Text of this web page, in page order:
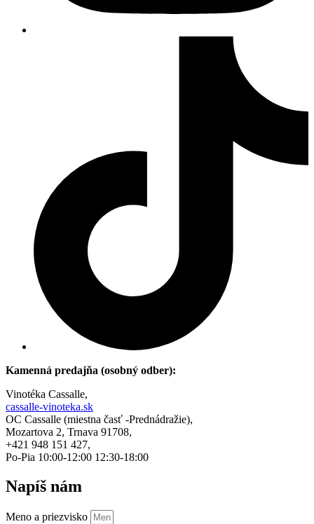
Kamenná predajňa (osobný odber):
Vinotéka Cassalle,
cassalle-vinoteka.sk
OC Cassalle (miestna časť -Prednádražie),
Mozartova 2, Trnava 91708,
+421 948 151 427,
Po-Pia 10:00-12:00 12:30-18:00
Napíš nám
Meno a priezvisko